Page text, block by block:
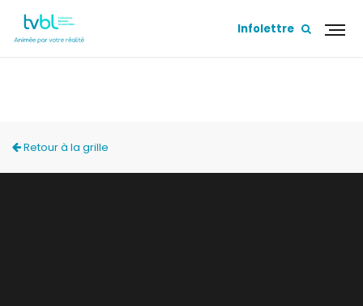
Infolettre
Retour à la grille